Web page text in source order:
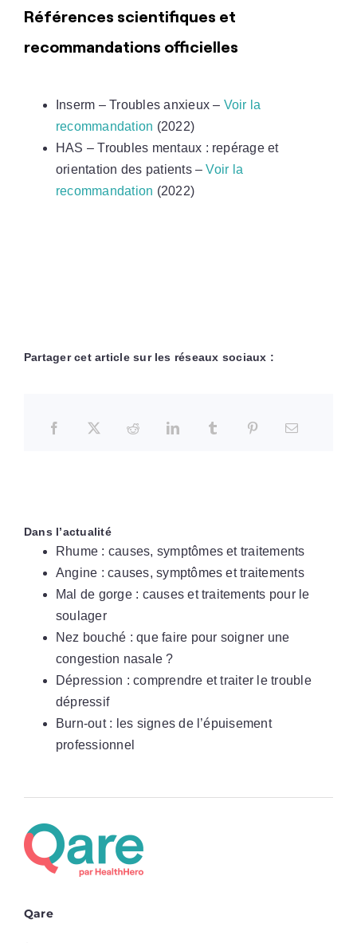
Références scientifiques et
recommandations officielles
Inserm – Troubles anxieux – Voir la
recommandation (2022)
HAS – Troubles mentaux : repérage et
orientation des patients –Voir la
recommandation (2022)
Partager cet article sur les réseaux sociaux :
Dans l’actualité
Rhume : causes, symptômes et traitements
Angine : causes, symptômes et traitements
Mal de gorge : causes et traitements pour le
soulager
Nez bouché : que faire pour soigner une
congestion nasale ?
Dépression : comprendre et traiter le trouble
dépressif
Burn-out : les signes de l’épuisement
professionnel
Qare